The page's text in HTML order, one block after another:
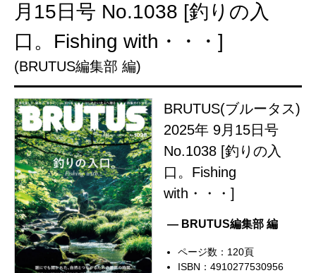
月15日号 No.1038 [釣りの入
口。Fishing with・・・]
(BRUTUS編集部 編)
BRUTUS(ブルータス)
2025年 9月15日号
No.1038 [釣りの入
口。Fishing
with・・・]
— BRUTUS編集部 編
ページ数：120頁
ISBN：4910277530956